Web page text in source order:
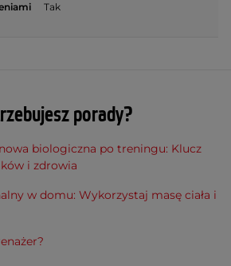
Tak
porady?
biologiczna po treningu: Klucz
i zdrowia
w domu: Wykorzystaj masę ciała i